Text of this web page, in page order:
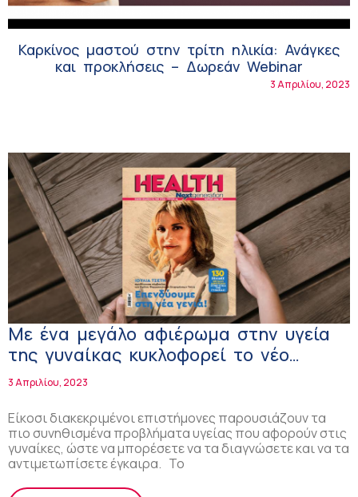
Καρκίνος μαστού στην τρίτη ηλικία: Ανάγκες
και προκλήσεις – Δωρεάν Webinar
3 Απριλίου, 2023
Με ένα μεγάλο αφιέρωμα στην υγεία
της γυναίκας κυκλοφορεί το νέο
τεύχος Health Next Generation!
3 Απριλίου, 2023
Είκοσι διακεκριμένοι επιστήμονες παρουσιάζουν τα
πιο συνηθισμένα προβλήματα υγείας που αφορούν στις
γυναίκες, ώστε να μπορέσετε να τα διαγνώσετε και να τα
αντιμετωπίσετε έγκαιρα. Το